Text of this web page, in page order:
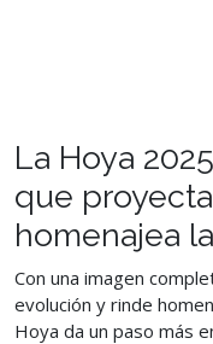
La Hoya
que
homenajea
Con una imagen
evolución y rinde
Hoya da un paso más